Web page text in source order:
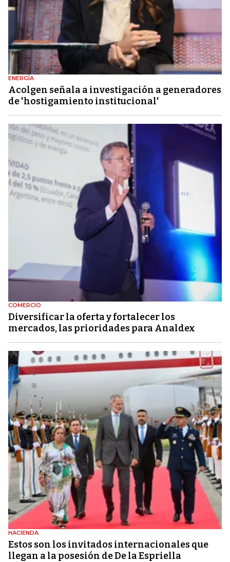
ENERGÍA
Acolgen señala a investigación a generadores
de 'hostigamiento institucional'
COMERCIO
Diversificar la oferta y fortalecer los
mercados, las prioridades para Analdex
HACIENDA
Estos son los invitados internacionales que
llegan a la posesión de De la Espriella